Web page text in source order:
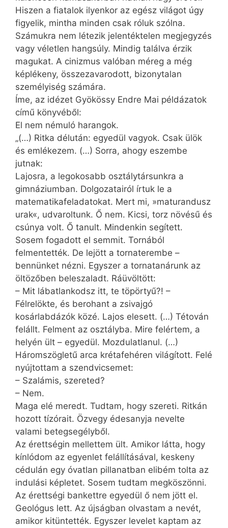
Hiszen a fiatalok ilyenkor az egész világot úgy
figyelik, mintha minden csak róluk szólna.
Számukra nem létezik jelentéktelen megjegyzés
vagy véletlen hangsúly. Mindig találva érzik
magukat. A cinizmus valóban méreg a még
képlékeny, összezavarodott, bizonytalan
személyiség számára.
Íme, az idézet Gyökössy Endre Mai példázatok
című könyvéből:
El nem némuló harangok.
„(…) Ritka délután: egyedül vagyok. Csak ülök
és emlékezem. (…) Sorra, ahogy eszembe
jutnak:
Lajosra, a legokosabb osztálytársunkra a
gimnáziumban. Dolgozatairól írtuk le a
matematikafeladatokat. Mert mi, »maturandusz
urak«, udvaroltunk. Ő nem. Kicsi, torz növésű és
csúnya volt. Ő tanult. Mindenkin segített.
Sosem fogadott el semmit. Tornából
felmentették. De lejött a tornaterembe –
bennünket nézni. Egyszer a tornatanárunk az
öltözőben beleszaladt. Ráüvöltött:
– Mit lábatlankodsz itt, te töpörtyű?! –
Félrelökte, és berohant a zsivajgó
kosárlabdázók közé. Lajos elesett. (…) Tétován
felállt. Felment az osztályba. Mire felértem, a
helyén ült – egyedül. Mozdulatlanul. (…)
Háromszögletű arca krétafehéren világított. Felé
nyújtottam a szendvicsemet:
– Szalámis, szereted?
– Nem.
Maga elé meredt. Tudtam, hogy szereti. Ritkán
hozott tíz­órait. Özvegy édesanyja nevelte
valami betegsegélyből.
Az érettségin mellettem ült. Amikor látta, hogy
kínlódom az egyenlet felállításával, keskeny
cédulán egy óvatlan pillanatban elibém tolta az
indulási képletet. Sosem tudtam megköszönni.
Az érettségi bankettre egyedül ő nem jött el.
Geológus lett. Az újságban olvastam a nevét,
amikor kitüntették. Egyszer levelet kaptam az